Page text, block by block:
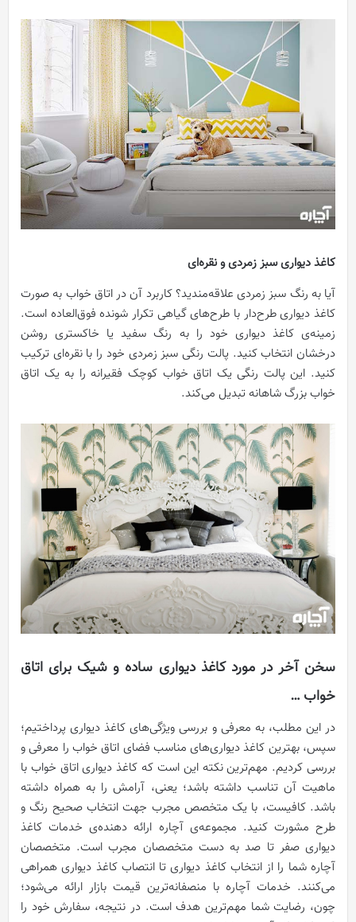
کاغذ دیواری سبز زمردی و نقره‌ای
آیا به رنگ سبز زمردی علاقه‌مندید؟ کاربرد آن در اتاق خواب به صورت
کاغذ دیواری طرح‌دار با طرح‌های گیاهی تکرار شونده فوق‌العاده است.
زمینه‌ی کاغذ دیواری خود را به رنگ سفید یا خاکستری روشن
درخشان انتخاب کنید. پالت رنگی سبز زمردی خود را با نقره‌ای ترکیب
کنید. این پالت رنگی یک اتاق خواب کوچک فقیرانه را به یک اتاق
خواب بزرگ شاهانه تبدیل می‌کند.
سخن آخر در مورد کاغذ دیواری ساده و شیک برای اتاق
خواب …
در این مطلب، به معرفی و بررسی ویژگی‌های کاغذ دیواری پرداختیم؛
سپس، بهترین کاغذ دیواری‌های مناسب فضای اتاق خواب را معرفی و
بررسی کردیم. مهم‌ترین نکته این است که کاغذ دیواری اتاق خواب با
ماهیت آن تناسب داشته باشد؛ یعنی، آرامش را به همراه داشته
باشد. کافیست، با یک متخصص مجرب جهت انتخاب صحیح رنگ و
طرح مشورت کنید. مجموعه‌ی آچاره ارائه دهنده‌ی خدمات کاغذ
دیواری صفر تا صد به دست متخصصان مجرب است. متخصصان
آچاره شما را از انتخاب کاغذ دیواری تا انتصاب کاغذ دیواری همراهی
می‌کنند. خدمات آچاره با منصفانه‌ترین قیمت بازار ارائه می‌شود؛
چون، رضایت شما مهم‌ترین هدف است. در نتیجه، سفارش خود را